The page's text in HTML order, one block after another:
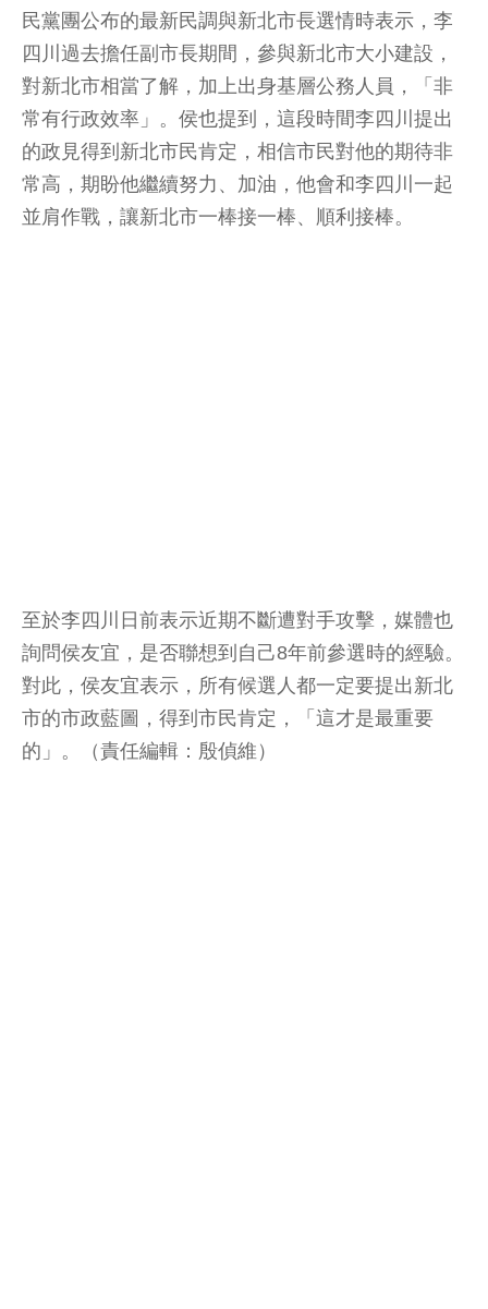
民黨團公布的最新民調與新北市長選情時表示，李
四川過去擔任副市長期間，參與新北市大小建設，
對新北市相當了解，加上出身基層公務人員，「非
常有行政效率」。侯也提到，這段時間李四川提出
的政見得到新北市民肯定，相信市民對他的期待非
常高，期盼他繼續努力、加油，他會和李四川一起
並肩作戰，讓新北市一棒接一棒、順利接棒。
至於李四川日前表示近期不斷遭對手攻擊，媒體也
詢問侯友宜，是否聯想到自己8年前參選時的經驗。
對此，侯友宜表示，所有候選人都一定要提出新北
市的市政藍圖，得到市民肯定，「這才是最重要
的」。（責任編輯：殷偵維）